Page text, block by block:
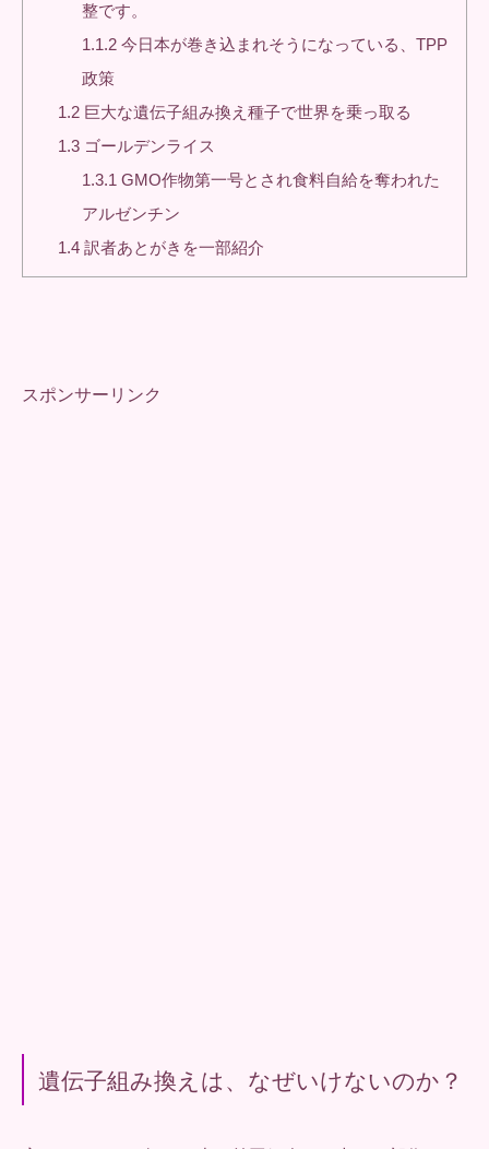
整です。
1.1.2 今日本が巻き込まれそうになっている、TPP
政策
1.2 巨大な遺伝子組み換え種子で世界を乗っ取る
1.3 ゴールデンライス
1.3.1 GMO作物第一号とされ食料自給を奪われた
アルゼンチン
1.4 訳者あとがきを一部紹介
スポンサーリンク
遺伝子組み換えは、なぜいけないのか？